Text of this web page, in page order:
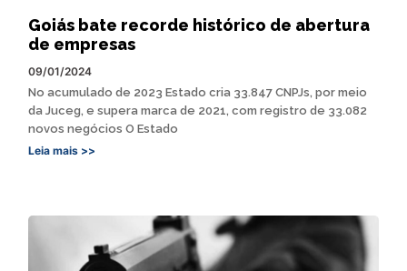
Goiás bate recorde histórico de abertura
de empresas
09/01/2024
No acumulado de 2023 Estado cria 33.847 CNPJs, por meio
da Juceg, e supera marca de 2021, com registro de 33.082
novos negócios O Estado
Leia mais >>